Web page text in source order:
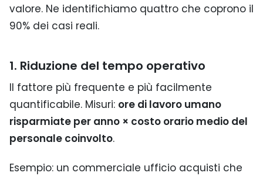
valore. Ne identifichiamo quattro che coprono il
90% dei casi reali.
1. Riduzione del tempo operativo
Il fattore più frequente e più facilmente
quantificabile. Misuri: ore di lavoro umano
risparmiate per anno × costo orario medio del
personale coinvolto.
Esempio: un commerciale ufficio acquisti che